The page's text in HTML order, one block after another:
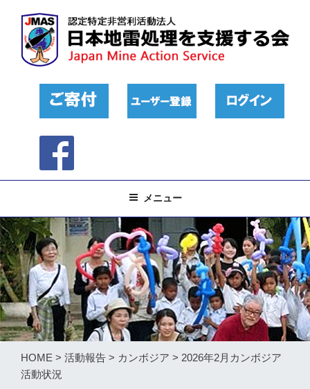
メニュー
HOME > 活動報告 > カンボジア > 2026年2月カンボジア
活動状況